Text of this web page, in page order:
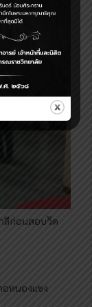
ลีก่อนสอบวัด
อหนองแซง